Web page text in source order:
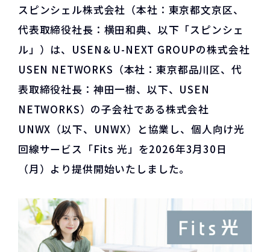
スピンシェル株式会社（本社：東京都文京区、
代表取締役社長：横田和典、以下「スピンシェ
ル」）は、USEN＆U-NEXT GROUPの株式会社
USEN NETWORKS（本社：東京都品川区、代
表取締役社長：神田一樹、以下、USEN
NETWORKS）の子会社である株式会社
UNWX（以下、UNWX）と協業し、個人向け光
回線サービス「Fits 光」を2026年3月30日
（月）より提供開始いたしました。